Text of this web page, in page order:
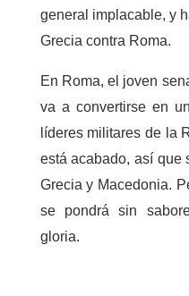
general implacable, y
Grecia contra Roma.
En Roma, el joven
va a convertirse en
líderes militares de la
está acabado, así que
Grecia y Macedonia.
se pondrá sin
gloria.